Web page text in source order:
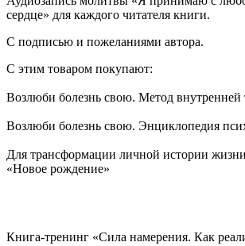
сердце» для каждого читателя книги.
С подписью и пожеланиями автора.
С этим товаром покупают:
Возлюби болезнь свою. Метод внутренней
Возлюби болезнь свою. Энциклопедия
Для трансформации личной истории
«Новое рождение»
Книга-тренинг «Сила намерения. Как